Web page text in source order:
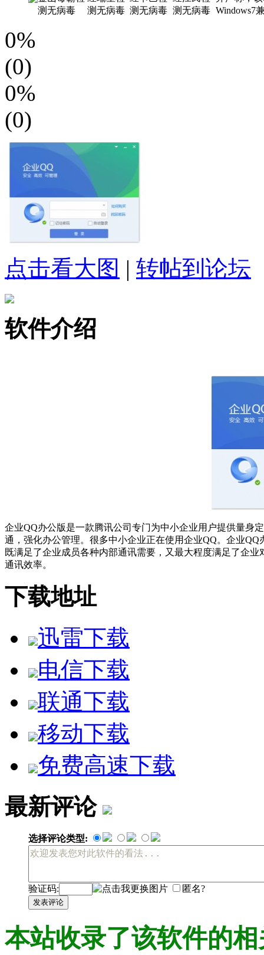
0%
(0)
0%
(0)
点击看大图 | 转帖到论坛
软件介绍
企业QQ办公版是一款腾讯公司专门为中小企业用户提供量身
通，强化办公管理。很多中小企业正在使用企业QQ。企业
既满足了企业成员各种内部通讯需要，又最大程度满足了企
通讯效率。
企业QQ办公版的特点：
延续QQ通讯，办公沟通高效轻松
群组讨论、多人语音视频、电子邮件与短信、文件离线传输
企业实时通讯录，内部联络方便快捷
实时更新的企业组织架构和员工个人名片，短信交换名片，
帐号信息更安全，企业主掌握主控权
信息化管理模式，企业管理更专业
企业管理后台提供角色权限分配、电子考勤、QQ登录管理、
集成高价值腾讯企业邮箱服务，兼顾广播通知、短信发送，办
员工对外名片展示企业形象，更提供QQ好友克隆、聊天记录
离线可查联系方式，消息通信无遗漏，无论出差还是开会，
企业员工将得到末位相连的办公QQ号，员工对外形象展示统
下载地址
迅雷下载
电信下载
联通下载
移动下载
免费高速下载
最新评论
选择评论类型:
验证码: 匿名?
发表评论
本站收录了该软件的